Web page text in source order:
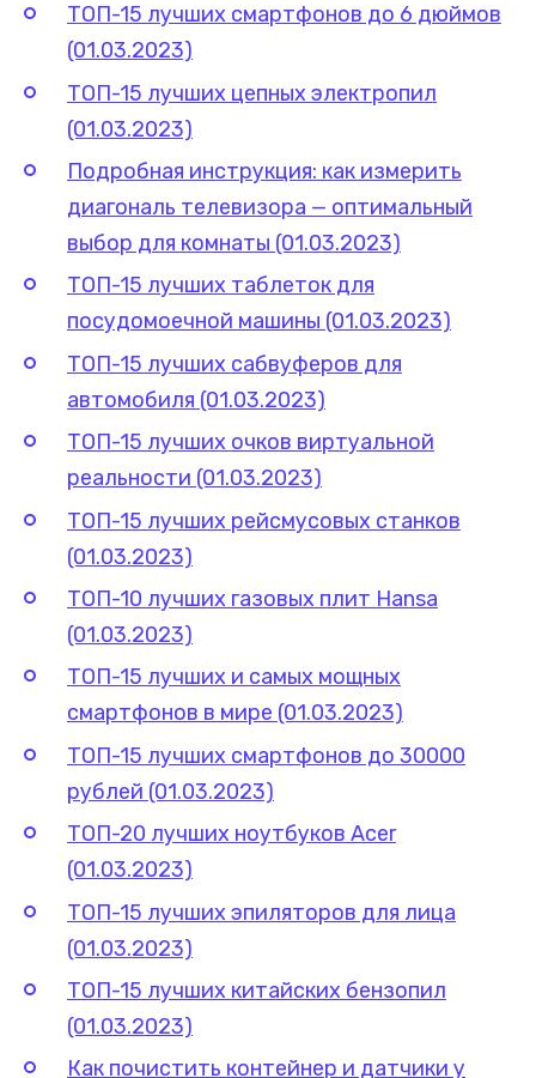
ТОП-15 лучших смартфонов до 6 дюймов
(01.03.2023)
ТОП-15 лучших цепных электропил
(01.03.2023)
Подробная инструкция: как измерить
диагональ телевизора — оптимальный
выбор для комнаты (01.03.2023)
ТОП-15 лучших таблеток для
посудомоечной машины (01.03.2023)
ТОП-15 лучших сабвуферов для
автомобиля (01.03.2023)
ТОП-15 лучших очков виртуальной
реальности (01.03.2023)
ТОП-15 лучших рейсмусовых станков
(01.03.2023)
ТОП-10 лучших газовых плит Hansa
(01.03.2023)
ТОП-15 лучших и самых мощных
смартфонов в мире (01.03.2023)
ТОП-15 лучших смартфонов до 30000
рублей (01.03.2023)
ТОП-20 лучших ноутбуков Acer
(01.03.2023)
ТОП-15 лучших эпиляторов для лица
(01.03.2023)
ТОП-15 лучших китайских бензопил
(01.03.2023)
Как почистить контейнер и датчики у